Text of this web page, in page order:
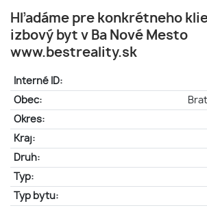
Hľadáme pre konkrétneho
izbový byt v Ba Nové Mesto
www.bestreality.sk
Interné ID:
Obec:
Okres:
Kraj:
Druh:
Typ:
Typ bytu: